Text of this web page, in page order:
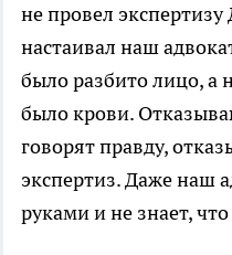
не провел
настаивал наш
было разбито лицо, а
было крови.
говорят правду,
экспертиз. Даже наш
руками и не знает, что